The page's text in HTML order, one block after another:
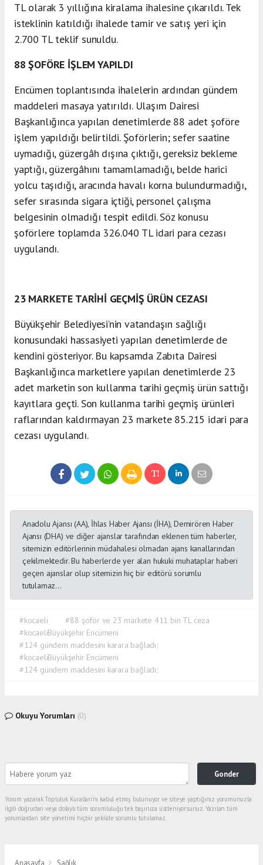
TL olarak 3 yıllığına kiralama ihalesine çıkarıldı. Tek
isteklinin katıldığı ihalede tamir ve satış yeri için
2.700 TL teklif sunuldu.
88 ŞOFÖRE İŞLEM YAPILDI
Encümen toplantısında ihalelerin ardından gündem
maddeleri masaya yatırıldı. Ulaşım Dairesi
Başkanlığınca yapılan denetimlerde 88 adet şoföre
işlem yapıldığı belirtildi. Şoförlerin; sefer saatine
uymadığı, güzergâh dışına çıktığı, gereksiz bekleme
yaptığı, güzergâhını tamamlamadığı, belde harici
yolcu taşıdığı, aracında havalı korna bulundurmadığı,
sefer sırasında sigara içtiği, personel çalışma
belgesinin olmadığı tespit edildi. Söz konusu
şoförlere toplamda 326.040 TL idari para cezası
uygulandı.
23 MARKETE TARİHİ GEÇMİŞ ÜRÜN CEZASI
Büyükşehir Belediyesi’nin vatandaşın sağlığı
konusundaki hassasiyeti yapılan denetimlerde de
kendini gösteriyor. Bu kapsamda Zabıta Dairesi
Başkanlığınca marketlere yapılan denetimlerde 23
adet marketin son kullanma tarihi geçmiş ürün sattığı
kayıtlara geçti. Son kullanma tarihi geçmiş ürünleri
raflarından kaldırmayan 23 markete 85.215 idari para
cezası uygulandı.
Anadolu Ajansı (AA), İhlas Haber Ajansı (İHA), Demirören Haber
Ajansı (DHA) ve diğer ajanslar tarafından eklenen tüm haberler,
sitemizin editörlerinin müdahalesi olmadan ajans kanallarından
çekilmektedir. Bu haberlerde yer alan hukuki muhataplar haberi
geçen ajanslar olup sitemizin hiç bir editörü sorumlu
tutulamaz...
#kocaeli
#88 şoför ve 23 markete 411 bin TL ceza
#kocaeliBüyükşehir Encümeni
#124 gündem maddesini karara bağladı;
#kocaeliBüyükşehir Encümeni
#124 gündem maddesini karara bağladı;
Okuyu Yorumları (0)
Gonder
Yorum yazarak Topluluk Kuralları’nı kabul etmiş bulunuyor ve siteye yaptığınız yorumunuzla
ilgili doğrudan veya dolaylı tüm sorumluluğu tek başınıza üstleniyorsunuz. Yazılan tüm
yorumlardan site yönetimi hiçbir şekilde sorumlu tutulamaz.
Anasayfa Sağlık